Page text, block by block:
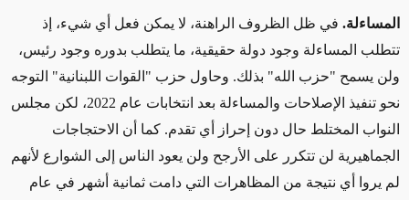
المساءلة.في ظل الظروف الراهنة، لا يمكن فعل أي شيء، إذ
تتطلب المساءلة وجود دولة حقيقية، ما يتطلب بدوره وجود رئيس،
ولن يسمح "حزب الله" بذلك. وحاول حزب "القوات اللبنانية" التوجه
نحو تنفيذ الإصلاحات والمساءلة بعد انتخابات عام 2022، لكن مجلس
النواب المختلط حال دون إحراز أي تقدم. كما أن الاحتجاجات
الجماهيرية لن تتكرر على الأرجح ولن يعود الناس إلى الشوارع لأنهم
لم يروا أي نتيجة من المظاهرات التي دامت ثمانية أشهر في عام